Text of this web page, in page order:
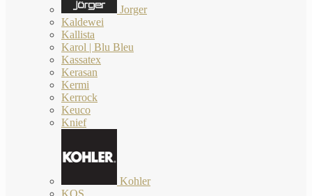
Jorger
Kaldewei
Kallista
Karol | Blu Bleu
Kassatex
Kerasan
Kermi
Kerrock
Keuco
Knief
Kohler